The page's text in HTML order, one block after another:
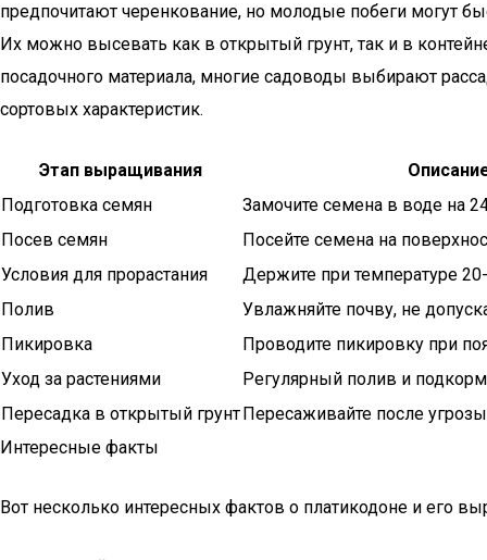
предпочитают черенкование, но молодые побеги могут
Их можно высевать как в открытый грунт, так и в
посадочного материала, многие садоводы выбирают
сортовых характеристик.
Этап выращивания
Подготовка семян
Замочите семена в воде на
Посев семян
Посейте семена на
Условия для прорастания
Держите при температуре 20-
Полив
Увлажняйте почву, не
Пикировка
Проводите пикировку при
Уход за растениями
Регулярный полив и
Пересадка в открытый грунтПересаживайте после
Интересные факты
Вот несколько интересных фактов о платикодоне и его